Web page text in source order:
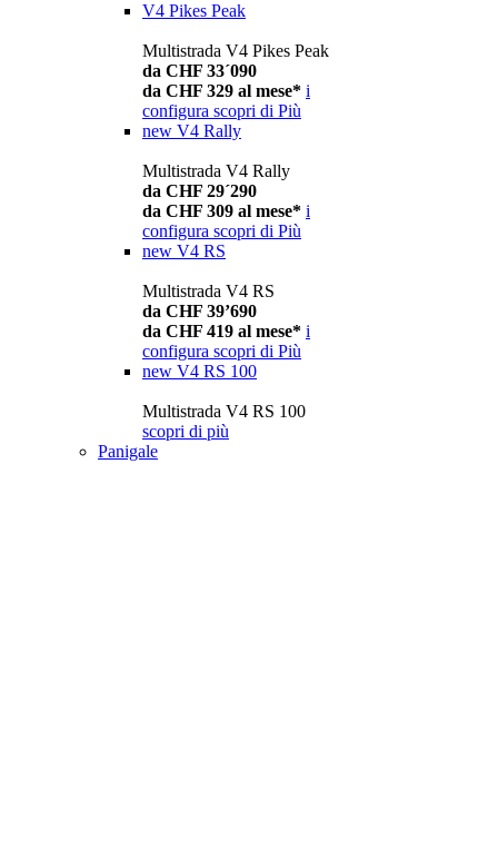
V4 Pikes Peak
Multistrada V4 Pikes Peak
da CHF 33´090
da CHF 329 al mese* i
configura scopri di Più
new V4 Rally
Multistrada V4 Rally
da CHF 29´290
da CHF 309 al mese* i
configura scopri di Più
new V4 RS
Multistrada V4 RS
da CHF 39’690
da CHF 419 al mese* i
configura scopri di Più
new V4 RS 100
Multistrada V4 RS 100
scopri di più
Panigale